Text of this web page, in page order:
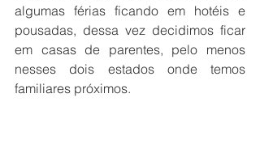
algumas férias ficando em hotéis e
pousadas, dessa vez decidimos ficar
em casas de parentes, pelo menos
nesses dois estados onde temos
familiares próximos.